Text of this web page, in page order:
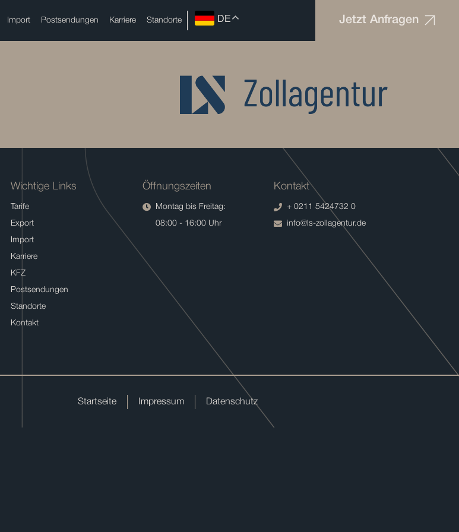
Import Postsendungen Karriere Standorte DE Jetzt Anfragen
Wichtige Links
Tarife
Export
Import
Karriere
KFZ
Postsendungen
Standorte
Kontakt
Öffnungszeiten
Montag bis Freitag:
08:00 - 16:00 Uhr
Kontakt
+ 0211 5424732 0
info@ls-zollagentur.de
Startseite Impressum Datenschutz